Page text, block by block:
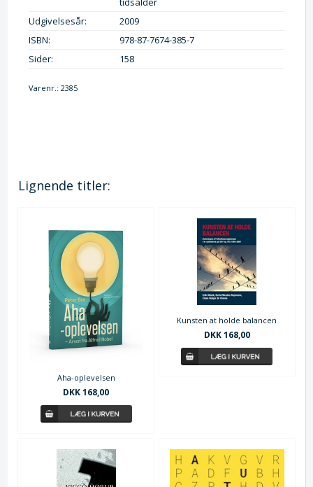
Udgivelsesår:
2009
ISBN:
978-87-7674-385-7
Sider:
158
Varenr.:2385
Lignende titler:
Aha-oplevelsen
DKK 168,00
Kunsten at holde balancen
DKK 168,00